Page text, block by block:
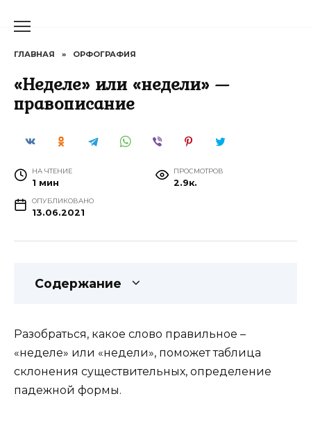
ГЛАВНАЯ » ОРФОГРАФИЯ
«Неделе» или «недели» —
правописание
НА ЧТЕНИЕ
1 мин
ПРОСМОТРОВ
2.9к.
ОПУБЛИКОВАНО
13.06.2021
Содержание
Разобраться, какое слово правильное –
«неделе» или «недели», поможет таблица
склонения существительных, определение
падежной формы.